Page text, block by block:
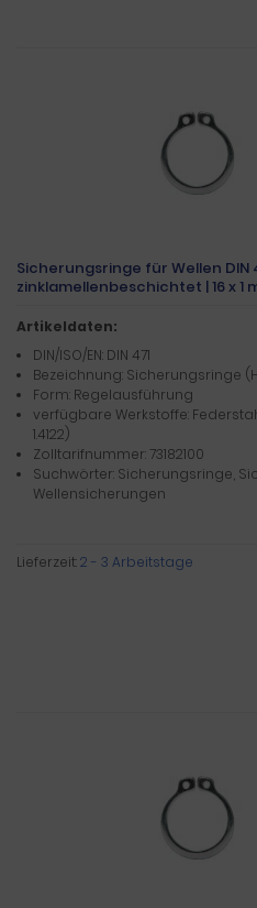
Sicherungsringe für Wellen DIN
zinklamellenbeschichtet | 16 x 1
Artikeldaten:
DIN/ISO/EN: DIN 471
Bezeichnung: Sicherungsringe
Form: Regelausführung
verfügbare Werkstoffe:
1.4122)
Zolltarifnummer: 73182100
Suchwörter: Sicherungsringe,
Wellensicherungen
Lieferzeit:2 - 3 Arbeitstage